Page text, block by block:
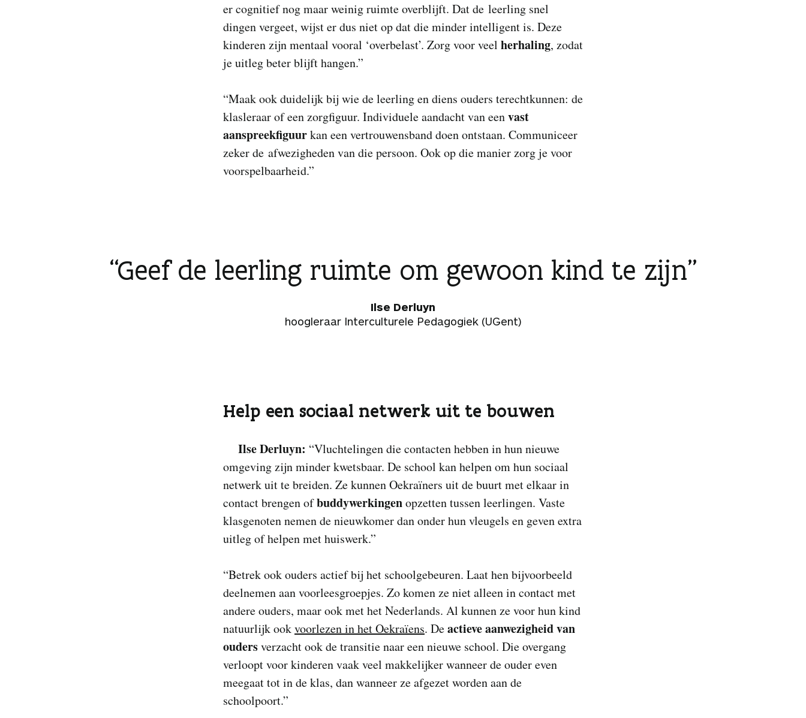
er cognitief nog maar weinig ruimte overblijft. Dat de leerling snel
dingen vergeet, wijst er dus niet op dat die minder intelligent is. Deze
kinderen zijn mentaal vooral ‘overbelast’. Zorg voor veel herhaling, zodat
je uitleg beter blijft hangen.”
“Maak ook duidelijk bij wie de leerling en diens ouders terechtkunnen: de
klasleraar of een zorgfiguur. Individuele aandacht van eenvast
aanspreekfiguurkan een vertrouwensband doen ontstaan. Communiceer
zeker de afwezigheden van die persoon. Ook op die manier zorg je voor
voorspelbaarheid.”
Geef de leerling ruimte om gewoon kind te zijn
Ilse Derluyn
hoogleraar Interculturele Pedagogiek (UGent)
Help een sociaal netwerk uit te bouwen
Ilse Derluyn: “Vluchtelingen die contacten hebben in hun nieuwe
omgeving zijn minder kwetsbaar. De school kan helpen om hun sociaal
netwerk uit te breiden. Ze kunnen Oekraïners uit de buurt met elkaar in
contact brengen ofbuddywerkingenopzetten tussen leerlingen. Vaste
klasgenoten nemen de nieuwkomer dan onder hun vleugels en geven extra
uitleg of helpen met huiswerk.”
“Betrek ook ouders actief bij het schoolgebeuren. Laat hen bijvoorbeeld
deelnemen aan voorleesgroepjes. Zo komen ze niet alleen in contact met
andere ouders, maar ook met het Nederlands. Al kunnen ze voor hun kind
natuurlijk ookvoorlezen in het Oekraïens. Deactieve aanwezigheid van
oudersverzacht ook de transitie naar een nieuwe school. Die overgang
verloopt voor kinderen vaak veel makkelijker wanneer de ouder even
meegaat tot in de klas, dan wanneer ze afgezet worden aan de
schoolpoort.”